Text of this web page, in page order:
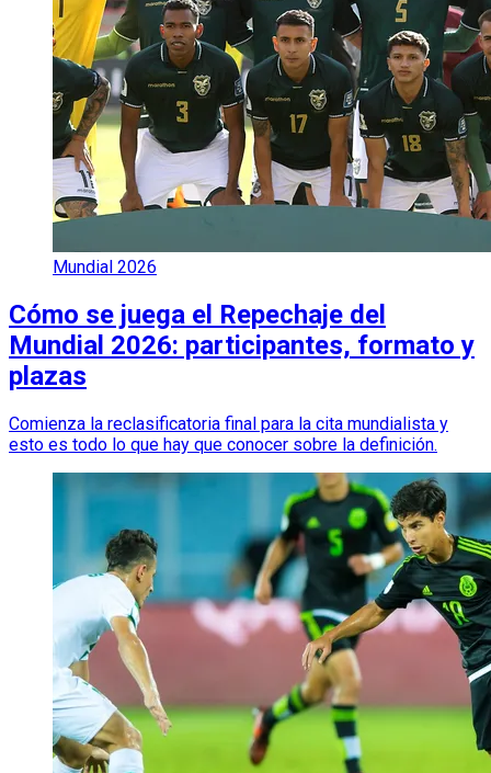
Mundial 2026
Cómo se juega el Repechaje del
Mundial 2026: participantes, formato y
plazas
Comienza la reclasificatoria final para la cita mundialista y
esto es todo lo que hay que conocer sobre la definición.